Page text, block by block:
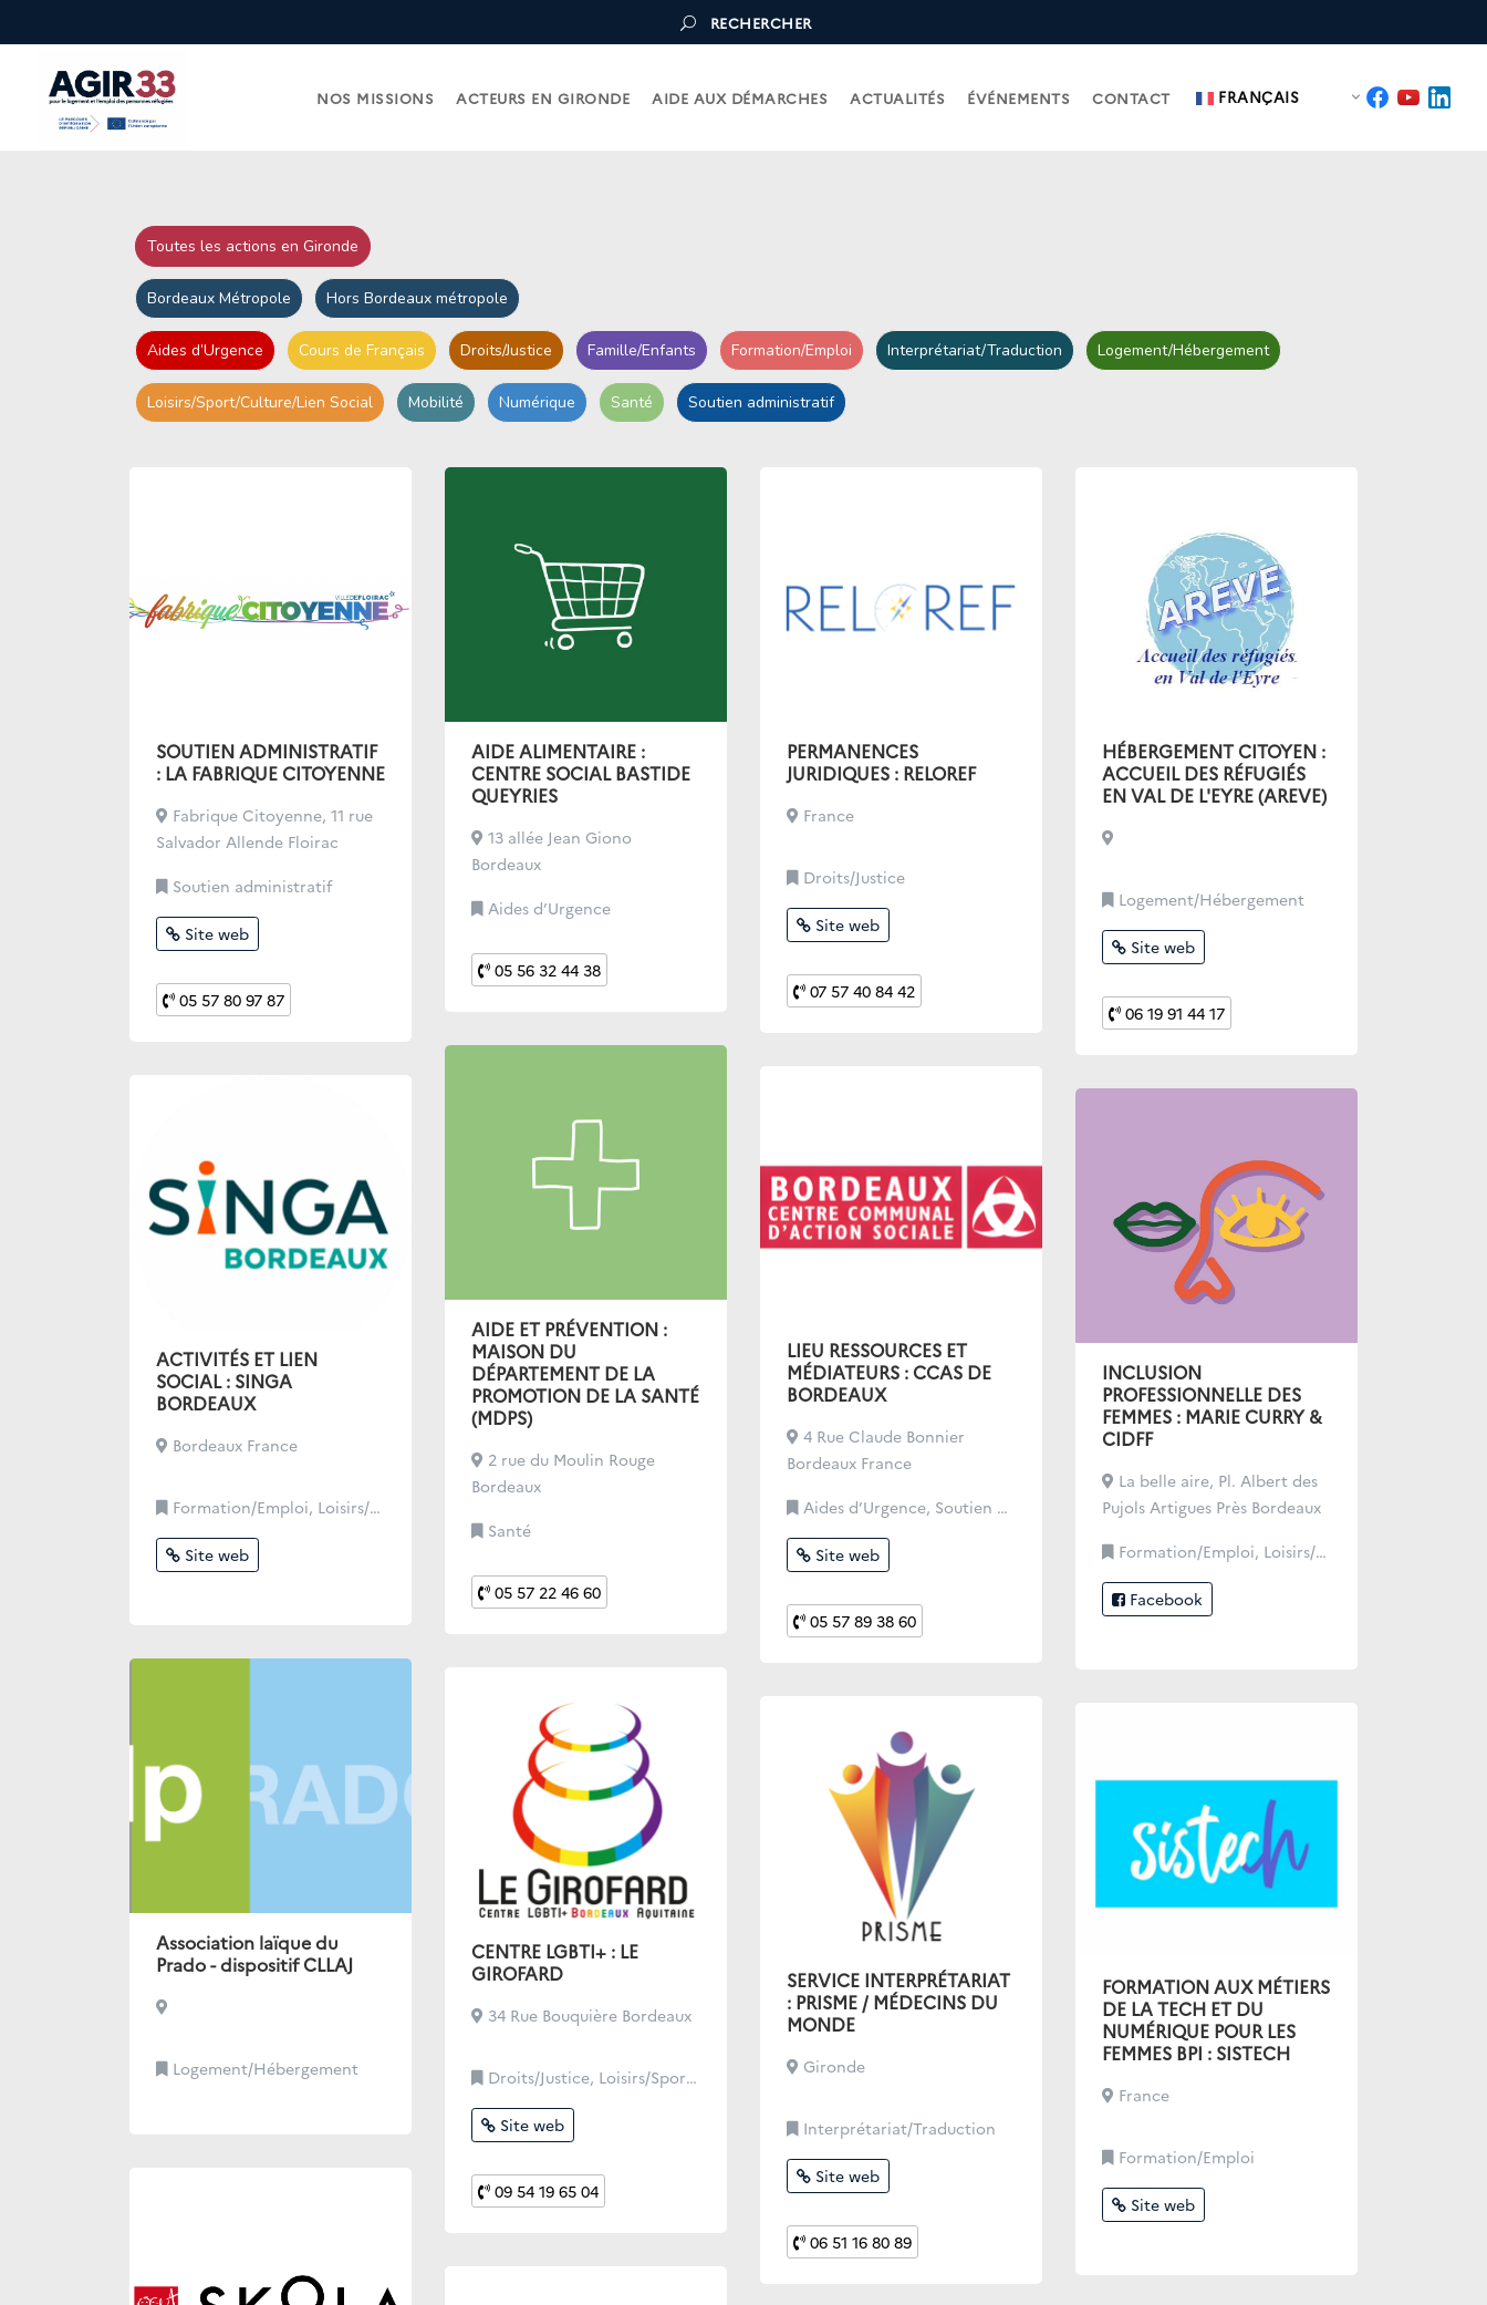
RECHERCHER
NOS MISSIONS ACTEURS EN GIRONDE AIDE AUX DÉMARCHES ACTUALITÉS ÉVÉNEMENTS CONTACT FRANÇAIS
Toutes les actions en Gironde
Bordeaux Métropole Hors Bordeaux métropole
Aides d’Urgence Cours de Français Droits/Justice Famille/Enfants Formation/Emploi Interprétariat/Traduction Logement/Hébergement
Loisirs/Sport/Culture/Lien Social Mobilité Numérique Santé Soutien administratif
SOUTIEN ADMINISTRATIF
: LA FABRIQUE CITOYENNE
Fabrique Citoyenne, 11 rue
Salvador Allende Floirac
Soutien administratif
Site web
05 57 80 97 87
AIDE ALIMENTAIRE :
CENTRE SOCIAL BASTIDE
QUEYRIES
13 allée Jean Giono
Bordeaux
Aides d’Urgence
05 56 32 44 38
PERMANENCES
JURIDIQUES : RELOREF
France
Droits/Justice
Site web
07 57 40 84 42
HÉBERGEMENT CITOYEN :
ACCUEIL DES RÉFUGIÉS
EN VAL DE L'EYRE (AREVE)
Logement/Hébergement
Site web
06 19 91 44 17
AIDE ET PRÉVENTION :
MAISON DU
DÉPARTEMENT DE LA
PROMOTION DE LA SANTÉ
(MDPS)
2 rue du Moulin Rouge
Bordeaux
Santé
05 57 22 46 60
LIEU RESSOURCES ET
MÉDIATEURS : CCAS DE
BORDEAUX
4 Rue Claude Bonnier
Bordeaux France
Aides d’Urgence, Soutien administratif
Site web
05 57 89 38 60
ACTIVITÉS ET LIEN
SOCIAL : SINGA
BORDEAUX
Bordeaux France
Formation/Emploi, Loisirs/Sport/Culture/Lien Social
Site web
INCLUSION
PROFESSIONNELLE DES
FEMMES : MARIE CURRY &
CIDFF
La belle aire, Pl. Albert des
Pujols Artigues Près Bordeaux
Formation/Emploi, Loisirs/Sport/Culture/Lien Social
Facebook
Association laïque du
Prado - dispositif CLLAJ
Logement/Hébergement
CENTRE LGBTI+ : LE
GIROFARD
34 Rue Bouquière Bordeaux
Droits/Justice, Loisirs/Sport/Culture/Lien Social, Santé
Site web
09 54 19 65 04
SERVICE INTERPRÉTARIAT
: PRISME / MÉDECINS DU
MONDE
Gironde
Interprétariat/Traduction
Site web
06 51 16 80 89
FORMATION AUX MÉTIERS
DE LA TECH ET DU
NUMÉRIQUE POUR LES
FEMMES BPI : SISTECH
France
Formation/Emploi
Site web